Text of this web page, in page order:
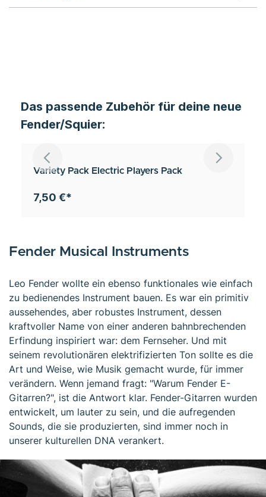
Das passende Zubehör für deine neue
Fender/Squier:
Variety Pack Electric Players Pack
7,50 €*
Fender Musical Instruments
Leo Fender wollte ein ebenso funktionales wie einfach
zu bedienendes Instrument bauen. Es war ein primitiv
aussehendes, aber robustes Instrument, dessen
kraftvoller Name von einer anderen bahnbrechenden
Erfindung inspiriert war: dem Fernseher. Und mit
seinem revolutionären elektrifizierten Ton sollte es die
Art und Weise, wie Musik gemacht wurde, für immer
verändern. Wenn jemand fragt: "Warum Fender E-
Gitarren?", ist die Antwort klar. Fender-Gitarren wurden
entwickelt, um lauter zu sein, und die aufregenden
Sounds, die sie produzierten, sind immer noch in
unserer kulturellen DNA verankert.